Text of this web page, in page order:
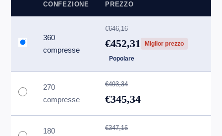
CONFEZIONE PREZZO
360
compresse
€646,16
€452,31 Miglior prezzo
Popolare
270
compresse
€493,34
€345,34
180
€347,16